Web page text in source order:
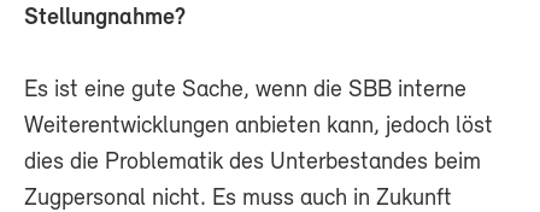
Stellungnahme?
Es ist eine gute Sache, wenn die SBB interne
Weiterentwicklungen anbieten kann, jedoch löst
dies die Problematik des Unterbestandes beim
Zugpersonal nicht. Es muss auch in Zukunft